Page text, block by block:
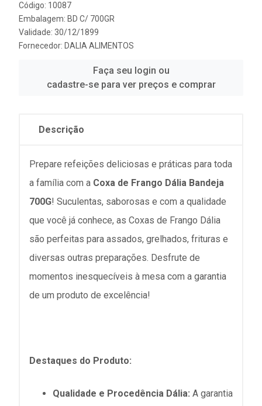
Código: 10087
Embalagem: BD C/ 700GR
Validade: 30/12/1899
Fornecedor: DALIA ALIMENTOS
Faça seu login ou
cadastre-se para ver preços e comprar
Descrição
Prepare refeições deliciosas e práticas para toda
a família com a Coxa de Frango Dália Bandeja
700G! Suculentas, saborosas e com a qualidade
que você já conhece, as Coxas de Frango Dália
são perfeitas para assados, grelhados, frituras e
diversas outras preparações. Desfrute de
momentos inesquecíveis à mesa com a garantia
de um produto de excelência!
Destaques do Produto:
Qualidade e Procedência Dália: A garantia